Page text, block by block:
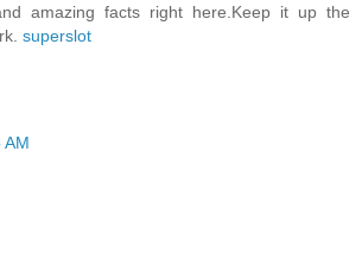
amazing facts right here.Keep it up the
superslot
AM